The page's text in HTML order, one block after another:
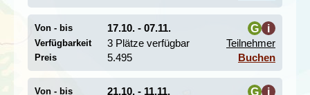
Von - bis 17.10. - 07.11. G
i
i
Verfügbarkeit 3 Plätze verfügbar Teilnehmer
Preis 5.495 Buchen
Von - bis 21.10. - 11.11. G i